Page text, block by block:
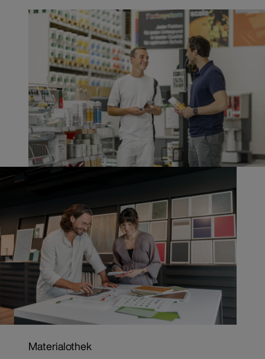
Materialothek